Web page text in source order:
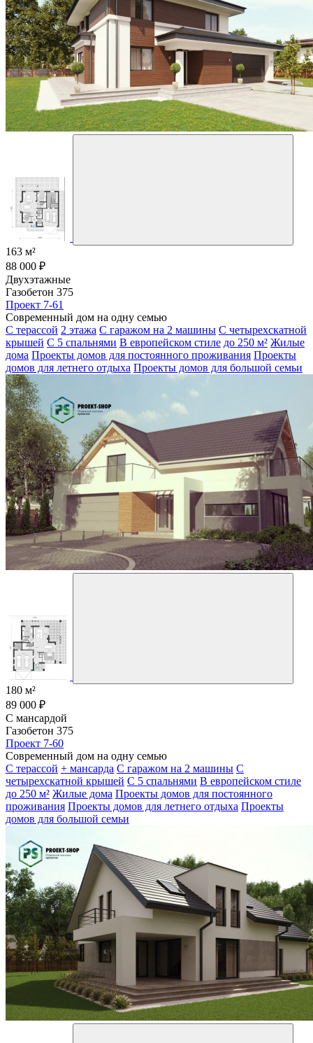
163 м²
88 000 ₽
Двухэтажные
Газобетон 375
Проект 7-61
Современный дом на одну семью
С терассой 2 этажа С гаражом на 2 машины С четырехскатной
крышей С 5 спальнями В европейском стиле до 250 м² Жилые
дома Проекты домов для постоянного проживания Проекты
домов для летнего отдыха Проекты домов для большой семьи
180 м²
89 000 ₽
С мансардой
Газобетон 375
Проект 7-60
Современный дом на одну семью
С терассой + мансарда С гаражом на 2 машины С
четырехскатной крышей С 5 спальнями В европейском стиле
до 250 м² Жилые дома Проекты домов для постоянного
проживания Проекты домов для летнего отдыха Проекты
домов для большой семьи